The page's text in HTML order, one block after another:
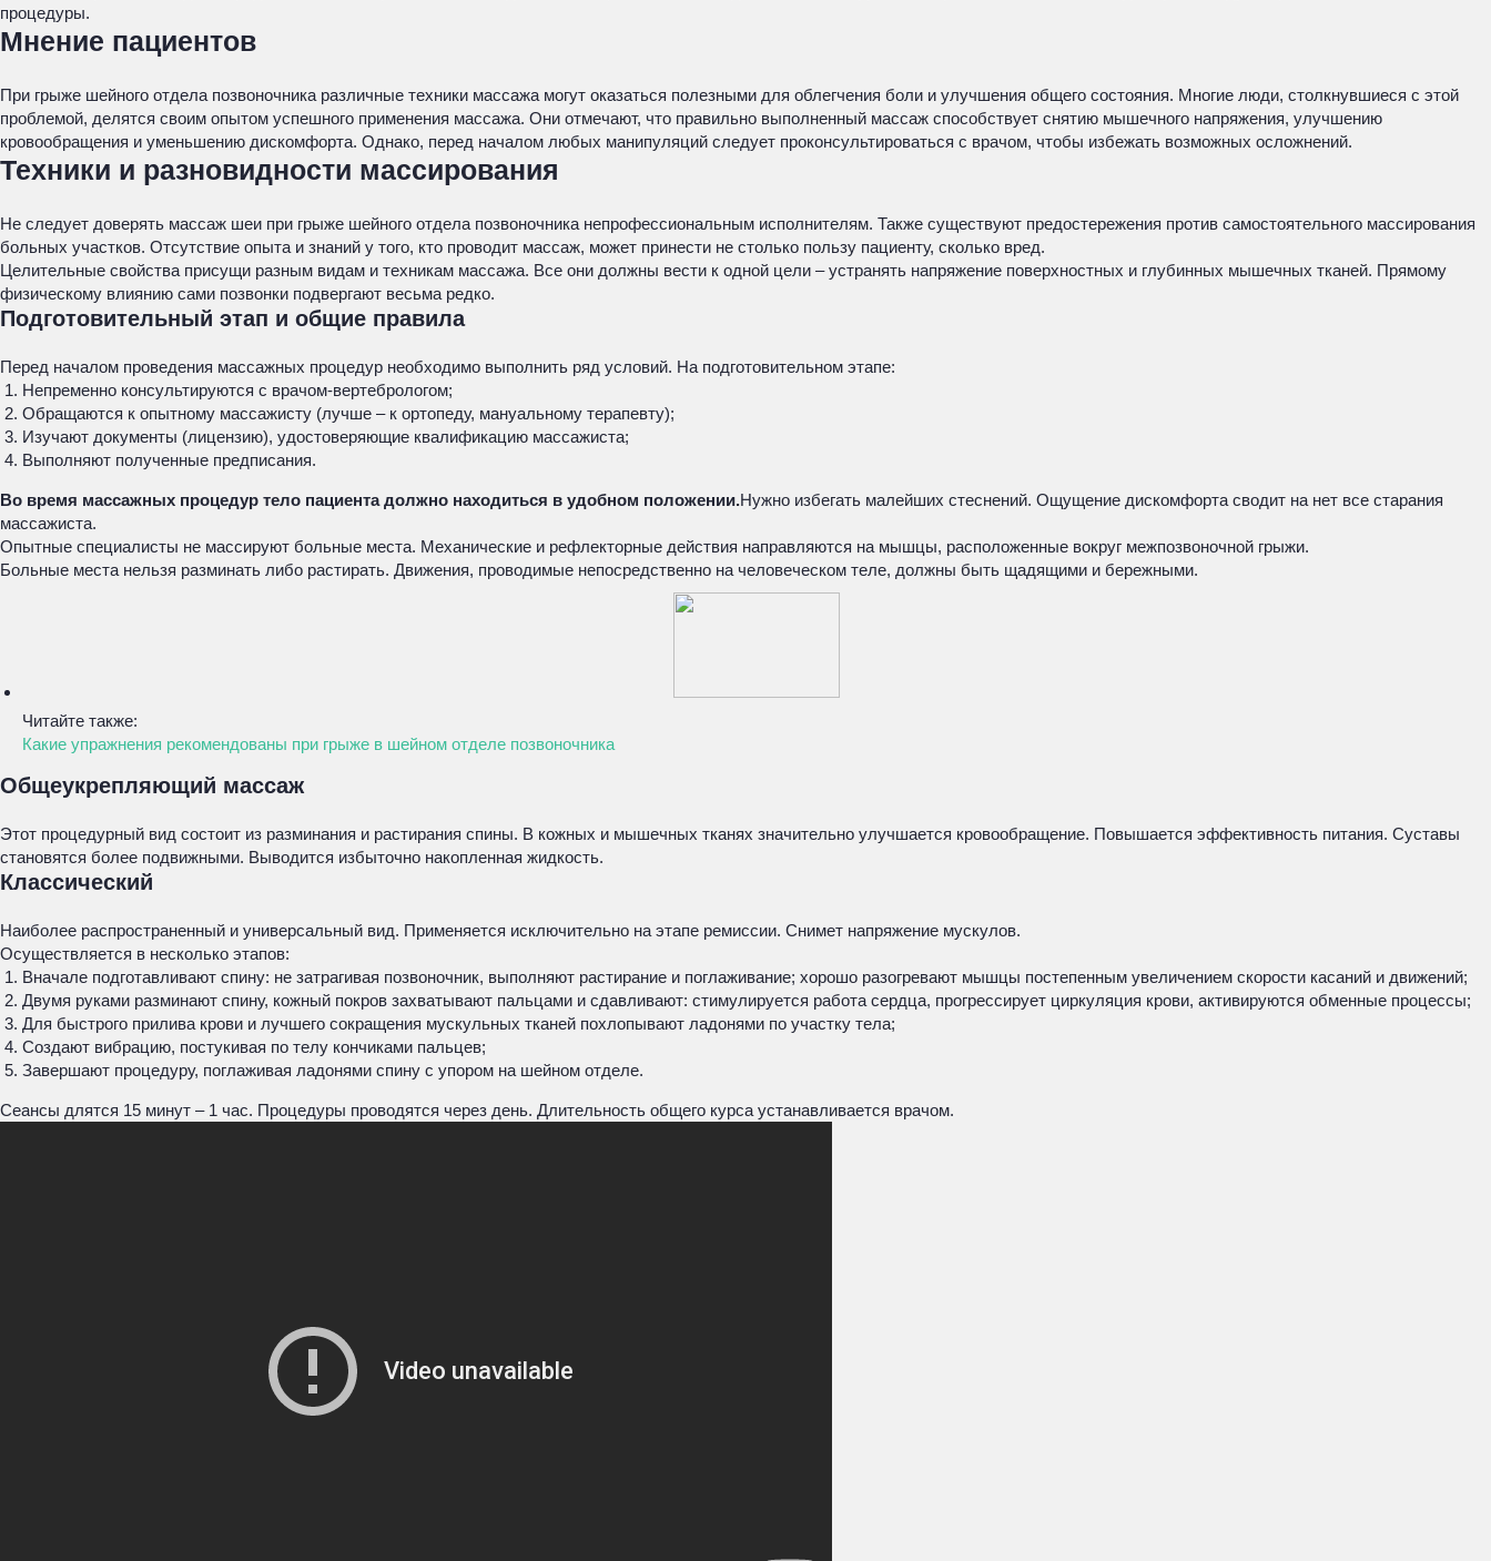
процедуры.
Мнение пациентов
При грыже шейного отдела позвоночника различные техники массажа могут оказаться полезными для облегчения боли и улучшения общего состояния. Многие люди, столкнувшиеся с этой
проблемой, делятся своим опытом успешного применения массажа. Они отмечают, что правильно выполненный массаж способствует снятию мышечного напряжения, улучшению
кровообращения и уменьшению дискомфорта. Однако, перед началом любых манипуляций следует проконсультироваться с врачом, чтобы избежать возможных осложнений.
Техники и разновидности массирования
Не следует доверять массаж шеи при грыже шейного отдела позвоночника непрофессиональным исполнителям. Также существуют предостережения против самостоятельного массирования
больных участков. Отсутствие опыта и знаний у того, кто проводит массаж, может принести не столько пользу пациенту, сколько вред.
Целительные свойства присущи разным видам и техникам массажа. Все они должны вести к одной цели – устранять напряжение поверхностных и глубинных мышечных тканей. Прямому
физическому влиянию сами позвонки подвергают весьма редко.
Подготовительный этап и общие правила
Перед началом проведения массажных процедур необходимо выполнить ряд условий. На подготовительном этапе:
Непременно консультируются с врачом-вертебрологом;
Обращаются к опытному массажисту (лучше – к ортопеду, мануальному терапевту);
Изучают документы (лицензию), удостоверяющие квалификацию массажиста;
Выполняют полученные предписания.
Во время массажных процедур тело пациента должно находиться в удобном положении.Нужно избегать малейших стеснений. Ощущение дискомфорта сводит на нет все старания
массажиста.
Опытные специалисты не массируют больные места. Механические и рефлекторные действия направляются на мышцы, расположенные вокруг межпозвоночной грыжи.
Больные места нельзя разминать либо растирать. Движения, проводимые непосредственно на человеческом теле, должны быть щадящими и бережными.
Читайте также:
Какие упражнения рекомендованы при грыже в шейном отделе позвоночника
Общеукрепляющий массаж
Этот процедурный вид состоит из разминания и растирания спины. В кожных и мышечных тканях значительно улучшается кровообращение. Повышается эффективность питания. Суставы
становятся более подвижными. Выводится избыточно накопленная жидкость.
Классический
Наиболее распространенный и универсальный вид. Применяется исключительно на этапе ремиссии. Снимет напряжение мускулов.
Осуществляется в несколько этапов:
Вначале подготавливают спину: не затрагивая позвоночник, выполняют растирание и поглаживание; хорошо разогревают мышцы постепенным увеличением скорости касаний и движений;
Двумя руками разминают спину, кожный покров захватывают пальцами и сдавливают: стимулируется работа сердца, прогрессирует циркуляция крови, активируются обменные процессы;
Для быстрого прилива крови и лучшего сокращения мускульных тканей похлопывают ладонями по участку тела;
Создают вибрацию, постукивая по телу кончиками пальцев;
Завершают процедуру, поглаживая ладонями спину с упором на шейном отделе.
Сеансы длятся 15 минут – 1 час. Процедуры проводятся через день. Длительность общего курса устанавливается врачом.